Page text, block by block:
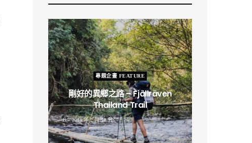
專題企畫 FEATURE
剛好的異鄉之路 – Fjällräven
Thailand Trail
B 2019 年 2 月 12 日